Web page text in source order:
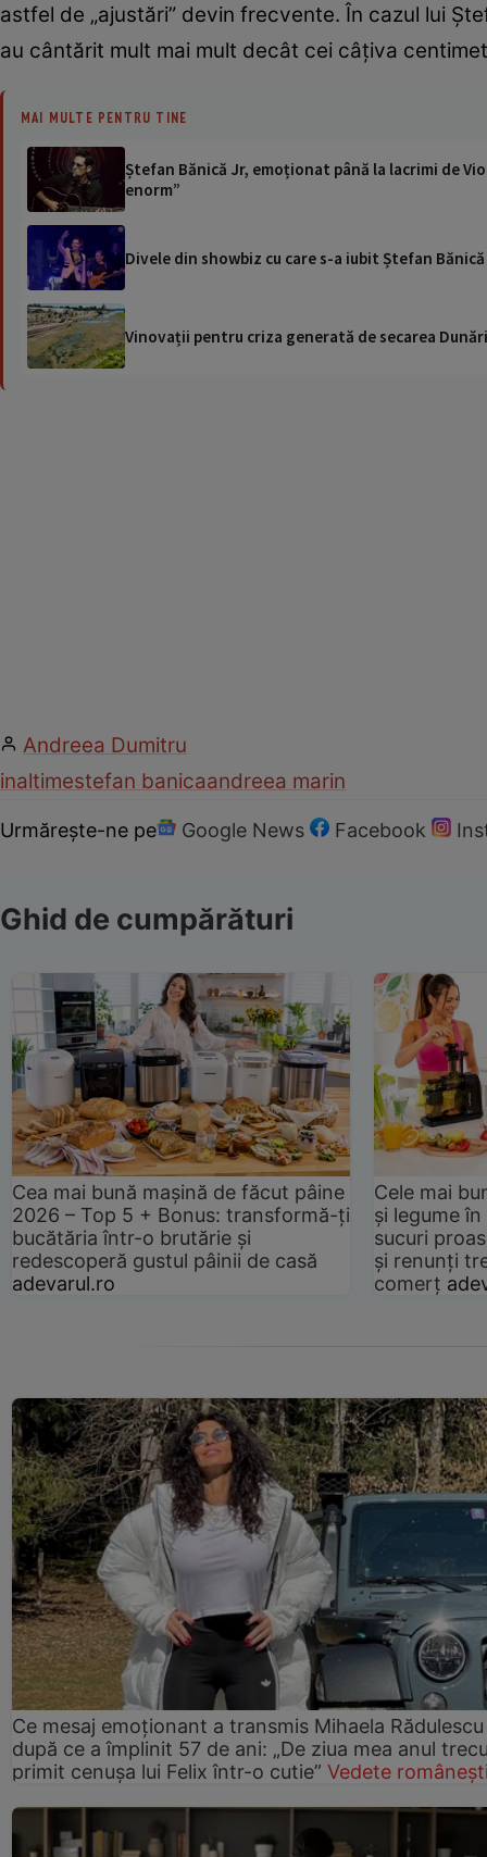
astfel de „ajustări” devin frecvente. În cazul lui
au cântărit mult mai mult decât cei câțiva
MAI MULTE PENTRU TINE
Ștefan Bănică Jr, emoționat până la lacrimi de
enorm”
Divele din showbiz cu care s-a iubit Ștefan
Vinovații pentru criza generată de secarea
Andreea Dumitru
inaltimestefan banicaandreea marin
Urmărește-ne pe Google News Facebook
Ghid de cumpărături
Cea mai bună mașină de făcut pâine
2026 – Top 5 + Bonus: transformă-ți
bucătăria într-o brutărie și
redescoperă gustul pâinii de casă
adevarul.ro
Cele mai
și legume
sucuri
și renunți
comerț
Ce mesaj emoționant a transmis Mihaela Rădulescu
după ce a împlinit 57 de ani: „De ziua mea anul
primit cenușa lui Felix într-o cutie” Vedete